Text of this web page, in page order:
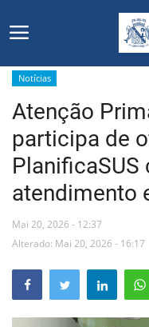
Início
Editais
Floriano
Secretarias e Órgãos
Mural de Licitações
Notícias
Atenção
participa de
atendimento
Mai 20, 2026 - 12:37
Alterado: Mai 20, 2026 - 16:17